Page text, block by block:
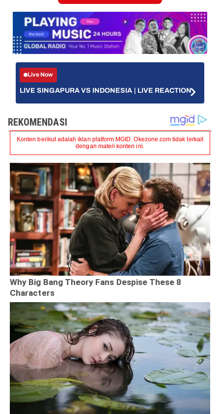
Live Now
LIVE SINGAPURA VS INDONESIA | LIVE REACTION